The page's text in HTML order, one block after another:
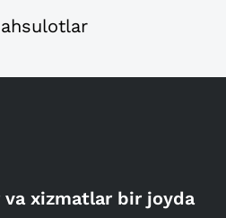
va xizmatlar bir joyda